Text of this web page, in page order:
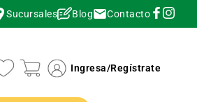
Sucursales Blog Contacto
Ingresa/Regístrate